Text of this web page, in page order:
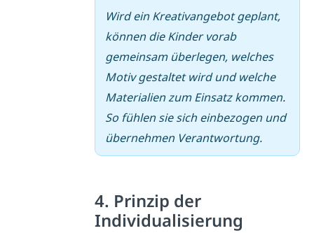
Wird ein Kreativangebot geplant,
können die Kinder vorab
gemeinsam überlegen, welches
Motiv gestaltet wird und welche
Materialien zum Einsatz kommen.
So fühlen sie sich einbezogen und
übernehmen Verantwortung.
4. Prinzip der
Individualisierung